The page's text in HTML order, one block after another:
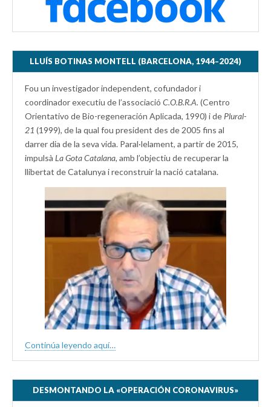
LLUÍS BOTINAS MONTELL (BARCELONA, 1944–2024)
Fou un investigador independent, cofundador i
coordinador executiu de l’associació C.O.B.R.A. (Centro
Orientativo de Bio-regeneración Aplicada, 1990) i de Plural-
21 (1999), de la qual fou president des de 2005 fins al
darrer dia de la seva vida. Paral·lelament, a partir de 2015,
impulsà La Gota Catalana, amb l’objectiu de recuperar la
llibertat de Catalunya i reconstruir la nació catalana.
Continúa leyendo aquí…
DESMONTANDO LA «OPERACIÓN CORONAVIRUS»